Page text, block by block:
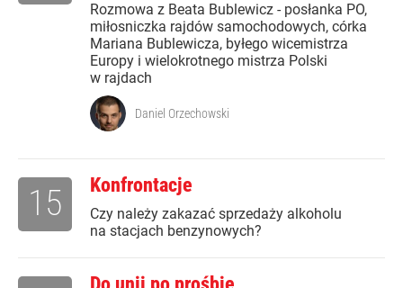
Rozmowa z Beata Bublewicz - posłanka PO,
miłosniczka rajdów samochodowych, córka
Mariana Bublewicza, byłego wicemistrza
Europy i wielokrotnego mistrza Polski
w rajdach
Daniel Orzechowski
Konfrontacje
Czy należy zakazać sprzedaży alkoholu
na stacjach benzynowych?
15